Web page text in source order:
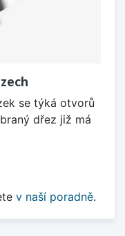
se týká otvorů
dřez již má
v naší poradně.